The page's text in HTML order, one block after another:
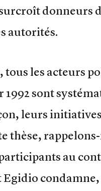
donneurs
autorités.
les acteurs
1992 sont
leurs
thèse,
au
Egidio